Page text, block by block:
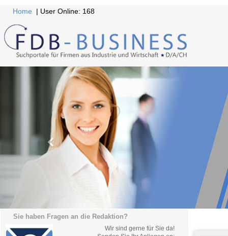
Home | User Online: 168
Sie haben Fragen an die Redaktion?
Wir sind gerne für Sie da!